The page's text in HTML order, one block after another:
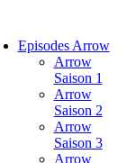
Episodes Arrow
Arrow
Saison 1
Arrow
Saison 2
Arrow
Saison 3
Arrow